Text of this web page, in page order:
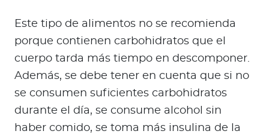
Este tipo de alimentos no se recomienda
porque contienen carbohidratos que el
cuerpo tarda más tiempo en descomponer.
Además, se debe tener en cuenta que si no
se consumen suficientes carbohidratos
durante el día, se consume alcohol sin
haber comido, se toma más insulina de la